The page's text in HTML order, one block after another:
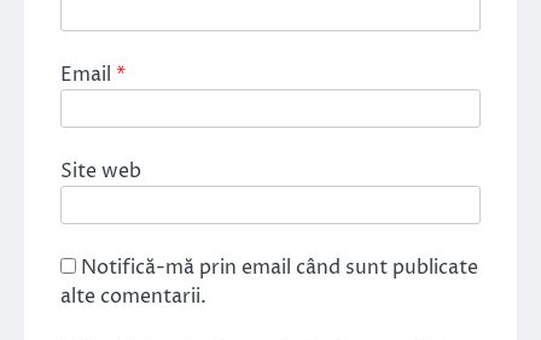
Email *
Site web
Notifică-mă prin email când sunt publicate
alte comentarii.